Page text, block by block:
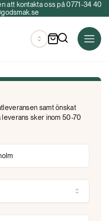
att kontakta oss på 0771-34 40
samt önskat
leverans sker inom 50-70